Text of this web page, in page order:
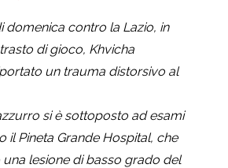
domenica contro la Lazio, in
di gioco, Khvicha
un trauma distorsivo al
si è sottoposto ad esami
il Pineta Grande Hospital, che
lesione di basso grado del